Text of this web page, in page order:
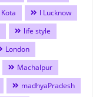
Kota
l Lucknow
life style
London
Machalpur
madhyaPradesh